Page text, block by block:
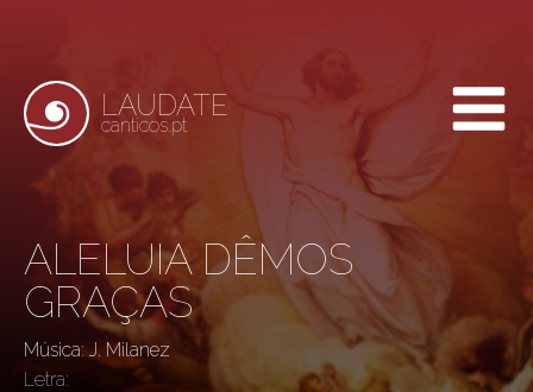
LAUDATE
canticos.pt
ALELUIA DÊMOS
GRAÇAS
Música: J. Milanez
Letra: